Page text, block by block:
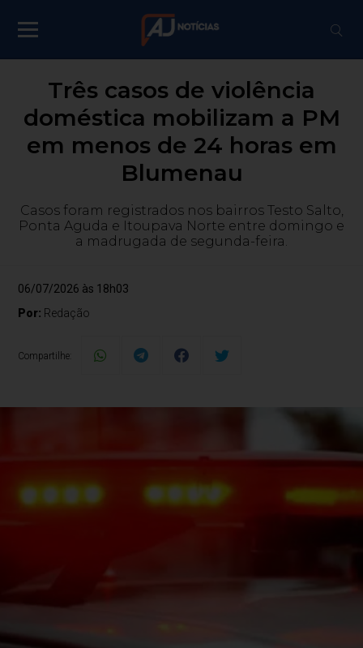
Três casos de violência
doméstica mobilizam a PM
em menos de 24 horas em
Blumenau
Casos foram registrados nos bairros Testo Salto,
Ponta Aguda e Itoupava Norte entre domingo e
a madrugada de segunda-feira.
06/07/2026 às 18h03
Por: Redação
Compartilhe: